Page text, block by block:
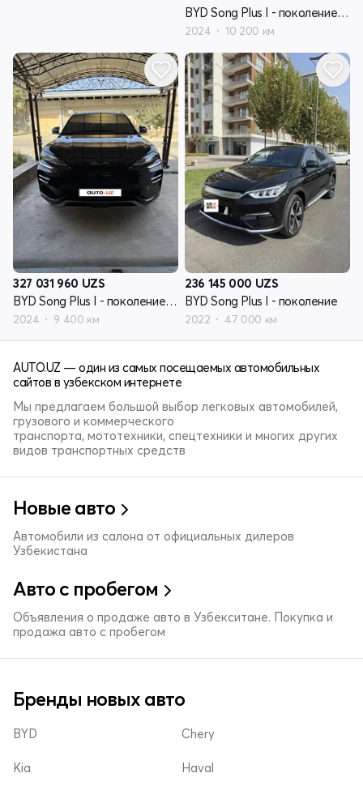
BYD Song Plus I - поколение рестайлинг
2024 10 200 км
327 031 960 UZS
BYD Song Plus I - поколение рестайлинг
2024 9 400 км
236 145 000 UZS
BYD Song Plus I - поколение
2022 47 000 км
AUTO.UZ — один из самых посещаемых автомобильных
сайтов в узбекском интернете
Мы предлагаем большой выбор легковых автомобилей,
грузового и коммерческого
транспорта, мототехники, спецтехники и многих других
видов транспортных средств
Новые авто
Автомобили из салона от официальных дилеров
Узбекистана
Авто с пробегом
Объявления о продаже авто в Узбекситане. Покупка и
продажа авто с пробегом
Бренды новых авто
BYD
Kia
Chery
Haval